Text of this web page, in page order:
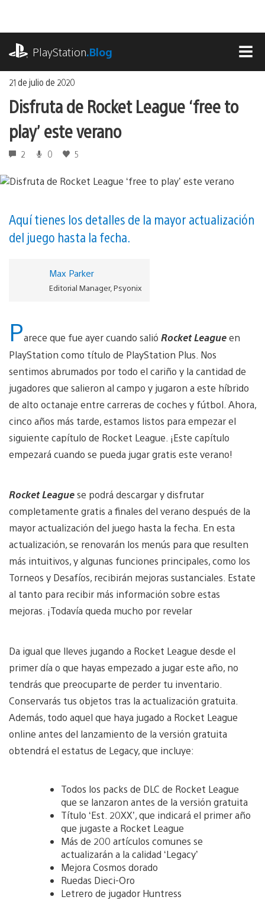
contenido
PlayStation.Blog
21 de julio de 2020
Disfruta de Rocket League ‘free to
play’ este verano
2 0 5
Aquí tienes los detalles de la mayor actualización
del juego hasta la fecha.
Max Parker
Editorial Manager, Psyonix
Parece que fue ayer cuando salió Rocket Leagueen
PlayStation como título de PlayStation Plus. Nos
sentimos abrumados por todo el cariño y la cantidad de
jugadores que salieron al campo y jugaron a este híbrido
de alto octanaje entre carreras de coches y fútbol. Ahora,
cinco años más tarde, estamos listos para empezar el
siguiente capítulo de Rocket League. ¡Este capítulo
empezará cuando se pueda jugar gratis este verano!
Rocket Leaguese podrá descargar y disfrutar
completamente gratis a finales del verano después de la
mayor actualización del juego hasta la fecha. En esta
actualización, se renovarán los menús para que resulten
más intuitivos, y algunas funciones principales, como los
Torneos y Desafíos, recibirán mejoras sustanciales. Estate
al tanto para recibir más información sobre estas
mejoras. ¡Todavía queda mucho por revelar
Da igual que lleves jugando a Rocket League desde el
primer día o que hayas empezado a jugar este año, no
tendrás que preocuparte de perder tu inventario.
Conservarás tus objetos tras la actualización gratuita.
Además, todo aquel que haya jugado a Rocket League
online antes del lanzamiento de la versión gratuita
obtendrá el estatus de Legacy, que incluye:
Todos los packs de DLC de Rocket League
que se lanzaron antes de la versión gratuita
Título ‘Est. 20XX’, que indicará el primer año
que jugaste a Rocket League
Más de 200 artículos comunes se
actualizarán a la calidad ‘Legacy’
Mejora Cosmos dorado
Ruedas Dieci-Oro
Letrero de jugador Huntress